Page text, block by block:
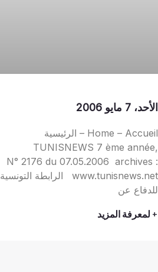
الأحد، 7 مايو 2006
Home – Accueil – الرئيسية
TUNISNEWS 7 ème année,
N° 2176 du 07.05.2006 archives :
www.tunisnews.net الرابطة التونسية
للدفاع عن
+ لمعرفة المزيد